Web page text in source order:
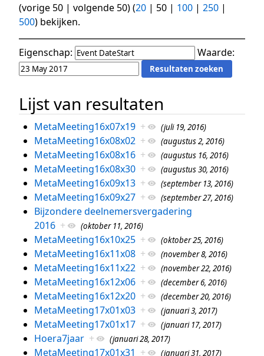
(vorige 50 | volgende 50) (20 | 50 | 100 | 250 |
500) bekijken.
Eigenschap: Waarde:
Lijst van resultaten
MetaMeeting16x07x19 + (juli 19, 2016)
MetaMeeting16x08x02 + (augustus 2, 2016)
MetaMeeting16x08x16 + (augustus 16, 2016)
MetaMeeting16x08x30 + (augustus 30, 2016)
MetaMeeting16x09x13 + (september 13, 2016)
MetaMeeting16x09x27 + (september 27, 2016)
Bijzondere deelnemersvergadering
2016 + (oktober 11, 2016)
MetaMeeting16x10x25 + (oktober 25, 2016)
MetaMeeting16x11x08 + (november 8, 2016)
MetaMeeting16x11x22 + (november 22, 2016)
MetaMeeting16x12x06 + (december 6, 2016)
MetaMeeting16x12x20 + (december 20, 2016)
MetaMeeting17x01x03 + (januari 3, 2017)
MetaMeeting17x01x17 + (januari 17, 2017)
Hoera7jaar + (januari 28, 2017)
MetaMeeting17x01x31 + (januari 31, 2017)